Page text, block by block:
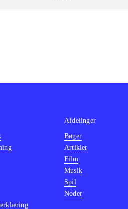
Afdelinger
Bøger
Artikler
Film
Musik
Spil
Noder